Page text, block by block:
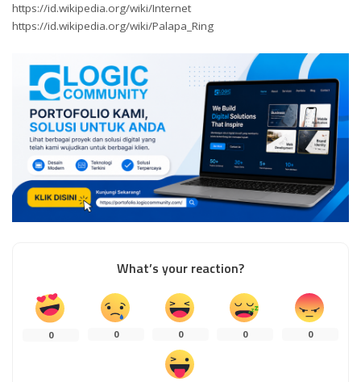
https://id.wikipedia.org/wiki/Internet
https://id.wikipedia.org/wiki/Palapa_Ring
What’s your reaction?
0 0 0 0 0